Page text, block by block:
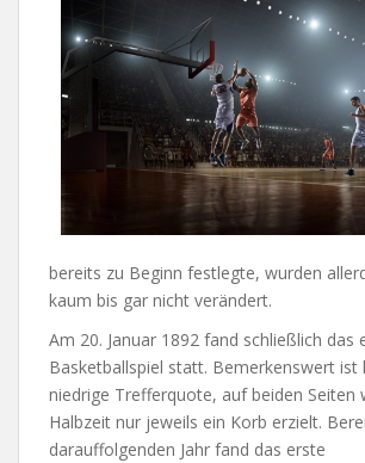
bereits zu Beginn festlegte, wurden
kaum bis gar nicht verändert.
Am 20. Januar 1892 fand schließlich das
Basketballspiel statt. Bemerkenswert ist
niedrige Trefferquote, auf beiden Seiten
Halbzeit nur jeweils ein Korb erzielt.
darauffolgenden Jahr fand das erste